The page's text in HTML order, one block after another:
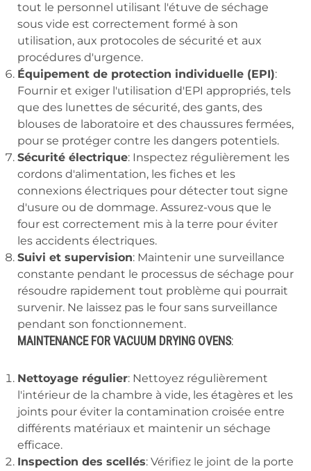
tout le personnel utilisant l'étuve de séchage
sous vide est correctement formé à son
utilisation, aux protocoles de sécurité et aux
procédures d'urgence.
Équipement de protection individuelle (EPI):
Fournir et exiger l'utilisation d'EPI appropriés, tels
que des lunettes de sécurité, des gants, des
blouses de laboratoire et des chaussures fermées,
pour se protéger contre les dangers potentiels.
Sécurité électrique: Inspectez régulièrement les
cordons d'alimentation, les fiches et les
connexions électriques pour détecter tout signe
d'usure ou de dommage. Assurez-vous que le
four est correctement mis à la terre pour éviter
les accidents électriques.
Suivi et supervision: Maintenir une surveillance
constante pendant le processus de séchage pour
résoudre rapidement tout problème qui pourrait
survenir. Ne laissez pas le four sans surveillance
pendant son fonctionnement.
MAINTENANCE FOR VACUUM DRYING OVENS:
Nettoyage régulier: Nettoyez régulièrement
l'intérieur de la chambre à vide, les étagères et les
joints pour éviter la contamination croisée entre
différents matériaux et maintenir un séchage
efficace.
Inspection des scellés: Vérifiez le joint de la porte